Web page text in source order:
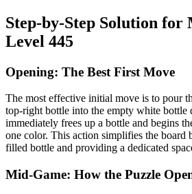
Step-by-Step Solution for
Level 445
Opening: The Best First Move
The most effective initial move is to pour
top-right bottle into the empty white
immediately frees up a bottle and begins
one color. This action simplifies the board
filled bottle and providing a dedicated
Mid-Game: How the Puzzle